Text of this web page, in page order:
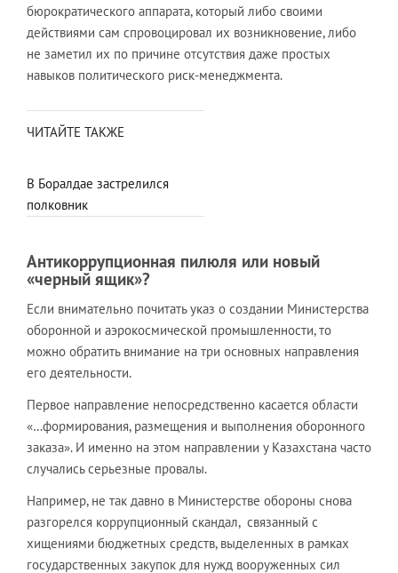
бюрократического аппарата, который либо своими
действиями сам спровоцировал их возникновение, либо
не заметил их по причине отсутствия даже простых
навыков политического риск-менеджмента.
ЧИТАЙТЕ ТАКЖЕ
В Боралдае застрелился
полковник
Антикоррупционная пилюля или новый
«черный ящик»?
Если внимательно почитать указ о создании Министерства
оборонной и аэрокосмической промышленности, то
можно обратить внимание на три основных направления
его деятельности.
Первое направление непосредственно касается области
«…формирования, размещения и выполнения оборонного
заказа». И именно на этом направлении у Казахстана часто
случались серьезные провалы.
Например, не так давно в Министерстве обороны снова
разгорелся коррупционный скандал, связанный с
хищениями бюджетных средств, выделенных в рамках
государственных закупок для нужд вооруженных сил